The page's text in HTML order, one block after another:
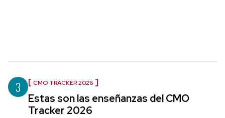
3 CMO TRACKER 2026
Estas son las enseñanzas del CMO
Tracker 2026